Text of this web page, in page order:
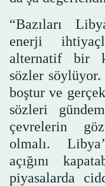
“Bazıları
enerji
alternatif bir
sözler
boştur ve
sözleri
çevrelerin
olmalı.
açığını
piyasalarda